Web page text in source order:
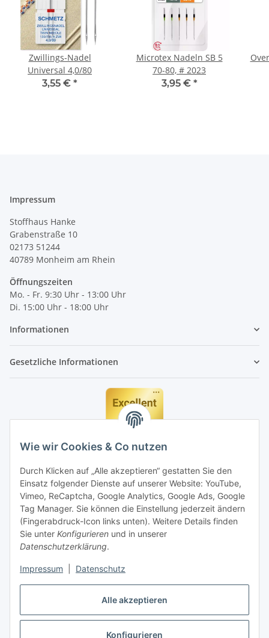
Alle akzeptieren
Konfigurieren
Wie wir Cookies & Co nutzen
Durch Klicken auf „Alle akzeptieren“ gestatten Sie den
Einsatz folgender Dienste auf unserer Website: YouTube,
Vimeo, ReCaptcha, Google Analytics, Google Ads, Google
Tag Manager. Sie können die Einstellung jederzeit ändern
(Fingerabdruck-Icon links unten). Weitere Details finden
Sie unter Konfigurieren und in unserer
Datenschutzerklärung.
Impressum Datenschutz
Zwillings-Nadel
Universal 4,0/80
3,55 € *
Microtex Nadeln SB 5
70-80, # 2023
3,95 € *
Impressum
Stoffhaus Hanke
Grabenstraße 10
02173 51244
40789 Monheim am Rhein
Öffnungszeiten
Mo. - Fr. 9:30 Uhr - 13:00 Uhr
Di. 15:00 Uhr - 18:00 Uhr
Informationen
Gesetzliche Informationen